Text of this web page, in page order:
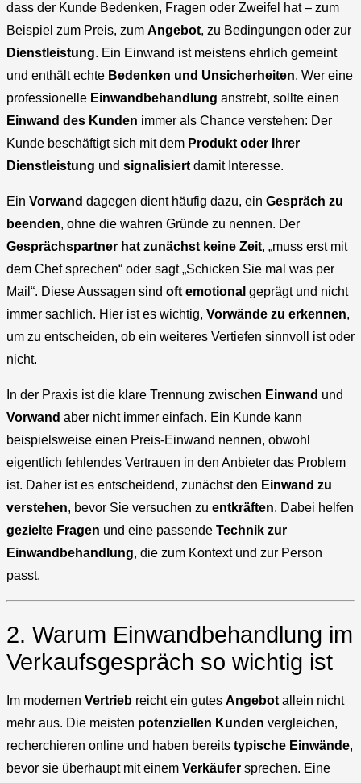
dass der Kunde Bedenken, Fragen oder Zweifel hat – zum
Beispiel zum Preis, zum Angebot, zu Bedingungen oder zur
Dienstleistung. Ein Einwand ist meistens ehrlich gemeint
und enthält echte Bedenken und Unsicherheiten. Wer eine
professionelle Einwandbehandlung anstrebt, sollte einen
Einwand des Kunden immer als Chance verstehen: Der
Kunde beschäftigt sich mit dem Produkt oder Ihrer
Dienstleistung und signalisiert damit Interesse.
Ein Vorwand dagegen dient häufig dazu, ein Gespräch zu
beenden, ohne die wahren Gründe zu nennen. Der
Gesprächspartner hat zunächst keine Zeit, „muss erst mit
dem Chef sprechen“ oder sagt „Schicken Sie mal was per
Mail“. Diese Aussagen sind oft emotional geprägt und nicht
immer sachlich. Hier ist es wichtig, Vorwände zu erkennen,
um zu entscheiden, ob ein weiteres Vertiefen sinnvoll ist oder
nicht.
In der Praxis ist die klare Trennung zwischen Einwand und
Vorwand aber nicht immer einfach. Ein Kunde kann
beispielsweise einen Preis-Einwand nennen, obwohl
eigentlich fehlendes Vertrauen in den Anbieter das Problem
ist. Daher ist es entscheidend, zunächst den Einwand zu
verstehen, bevor Sie versuchen zu entkräften. Dabei helfen
gezielte Fragen und eine passende Technik zur
Einwandbehandlung, die zum Kontext und zur Person
passt.
2. Warum Einwandbehandlung im
Verkaufsgespräch so wichtig ist
Im modernen Vertrieb reicht ein gutes Angebotallein nicht
mehr aus. Die meisten potenziellen Kunden vergleichen,
recherchieren online und haben bereits typische Einwände,
bevor sie überhaupt mit einem Verkäufer sprechen. Eine